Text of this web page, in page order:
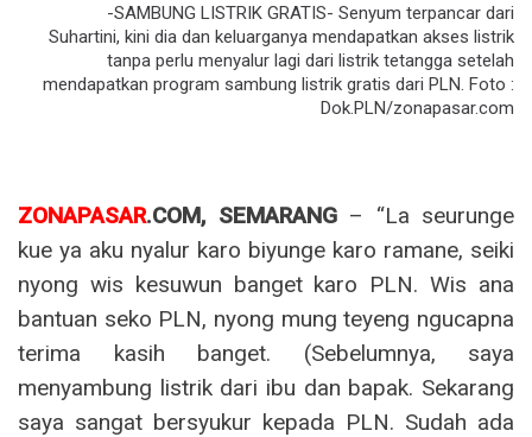
-SAMBUNG LISTRIK GRATIS- Senyum terpancar dari
Suhartini, kini dia dan keluarganya mendapatkan akses listrik
tanpa perlu menyalur lagi dari listrik tetangga setelah
mendapatkan program sambung listrik gratis dari PLN. Foto :
Dok.PLN/zonapasar.com
ZONAPASAR.COM, SEMARANG– “La seurunge
kue ya aku nyalur karo biyunge karo ramane, seiki
nyong wis kesuwun banget karo PLN. Wis ana
bantuan seko PLN, nyong mung teyeng ngucapna
terima kasih banget. (Sebelumnya, saya
menyambung listrik dari ibu dan bapak. Sekarang
saya sangat bersyukur kepada PLN. Sudah ada